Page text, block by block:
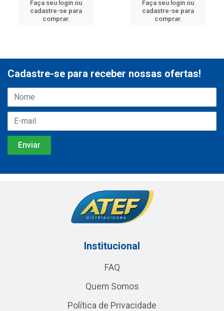
Faça seu login ou
cadastre-se para
comprar.
Faça seu login ou
cadastre-se para
comprar.
Cadastre-se para receber nossas ofertas!
Institucional
FAQ
Quem Somos
Política de Privacidade